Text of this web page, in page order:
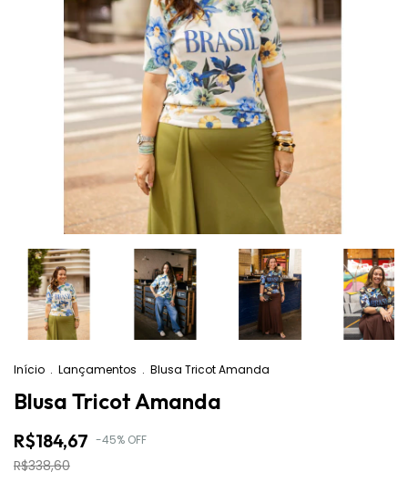
Início . Lançamentos . Blusa Tricot Amanda
Blusa Tricot Amanda
R$184,67 -45% OFF
R$338,60